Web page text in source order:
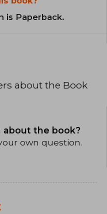
is Paperback.
about the Book
about the book?
own question.